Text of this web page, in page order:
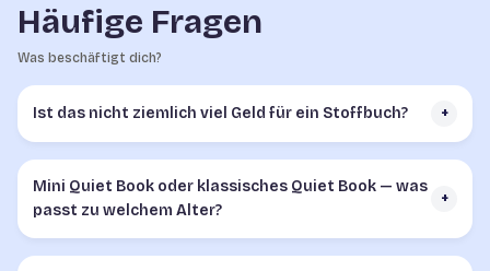
Häufige Fragen
Was beschäftigt dich?
Ist das nicht ziemlich viel Geld für ein Stoffbuch? +
Mini Quiet Book oder klassisches Quiet Book — was
passt zu welchem Alter?
+